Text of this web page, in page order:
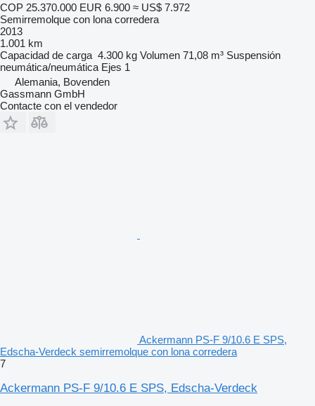
COP 25.370.000 EUR 6.900 ≈ US$ 7.972
Semirremolque con lona corredera
2013
1.001 km
Capacidad de carga 4.300 kg Volumen 71,08 m³ Suspensión
neumática/neumática Ejes 1
Alemania, Bovenden
Gassmann GmbH
Contacte con el vendedor
Ackermann PS-F 9/10.6 E SPS,
Edscha-Verdeck semirremolque con lona corredera
7
Ackermann PS-F 9/10.6 E SPS, Edscha-Verdeck